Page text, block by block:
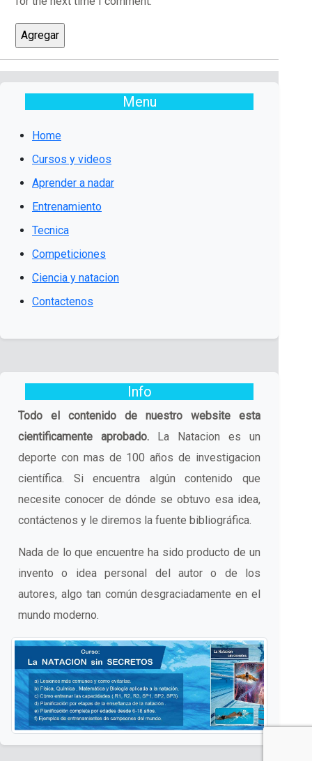
Menu
Home
Cursos y videos
Aprender a nadar
Entrenamiento
Tecnica
Competiciones
Ciencia y natacion
Contactenos
Info
Todo el contenido de nuestro website esta
cientificamente aprobado. La Natacion es un
deporte con mas de 100 años de investigacion
científica. Si encuentra algún contenido que
necesite conocer de dónde se obtuvo esa idea,
contáctenos y le diremos la fuente bibliográfica.
Nada de lo que encuentre ha sido producto de un
invento o idea personal del autor o de los
autores, algo tan común desgraciadamente en el
mundo moderno.